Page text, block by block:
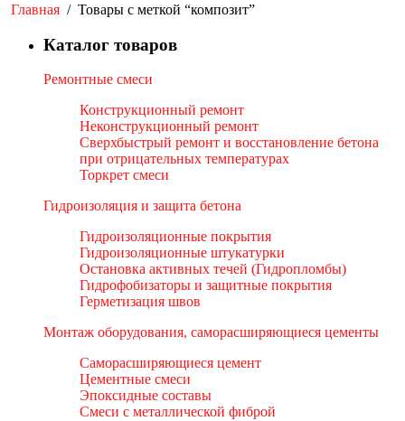
Главная / Товары с меткой “композит”
Каталог товаров
Ремонтные смеси
Конструкционный ремонт
Неконструкционный ремонт
Сверхбыстрый ремонт и восстановление бетона
при отрицательных температурах
Торкрет смеси
Гидроизоляция и защита бетона
Гидроизоляционные покрытия
Гидроизоляционные штукатурки
Остановка активных течей (Гидропломбы)
Гидрофобизаторы и защитные покрытия
Герметизация швов
Монтаж оборудования, саморасширяющиеся цементы
Саморасширяющиеся цемент
Цементные смеси
Эпоксидные составы
Смеси с металлической фиброй